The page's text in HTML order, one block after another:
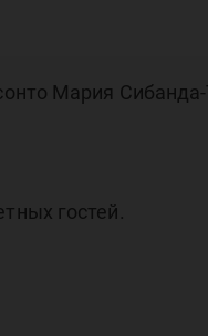
Мария
гостей.